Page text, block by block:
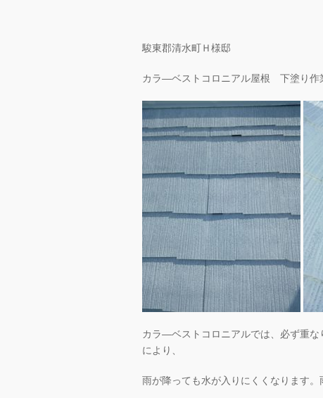
駿東郡清水町Ｈ様邸
カラ―ベストコロニアル屋根 下塗り作
カラ―ベストコロニアルでは、必ず重な
により、
雨が降っても水が入りにくくなります。